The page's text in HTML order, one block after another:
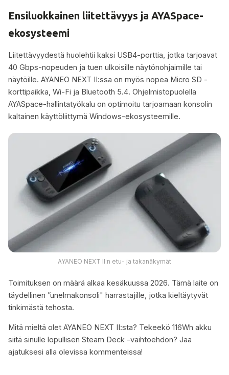
Ensiluokkainen liitettävyys ja AYASpace-
ekosysteemi
Liitettävyydestä huolehtii kaksi USB4-porttia, jotka tarjoavat
40 Gbps-nopeuden ja tuen ulkoisille näytönohjaimille tai
näytöille. AYANEO NEXT II:ssa on myös nopea Micro SD -
korttipaikka, Wi-Fi ja Bluetooth 5.4. Ohjelmistopuolella
AYASpace-hallintatyökalu on optimoitu tarjoamaan konsolin
kaltainen käyttöliittymä Windows-ekosysteemille.
AYANEO NEXT II:n etu- ja takanäkymät
Toimituksen on määrä alkaa kesäkuussa 2026. Tämä laite on
täydellinen ”unelmakonsoli" harrastajille, jotka kieltäytyvät
tinkimästä tehosta.
Mitä mieltä olet AYANEO NEXT II:sta? Tekeekö 116Wh akku
siitä sinulle lopullisen Steam Deck -vaihtoehdon? Jaa
ajatuksesi alla olevissa kommenteissa!